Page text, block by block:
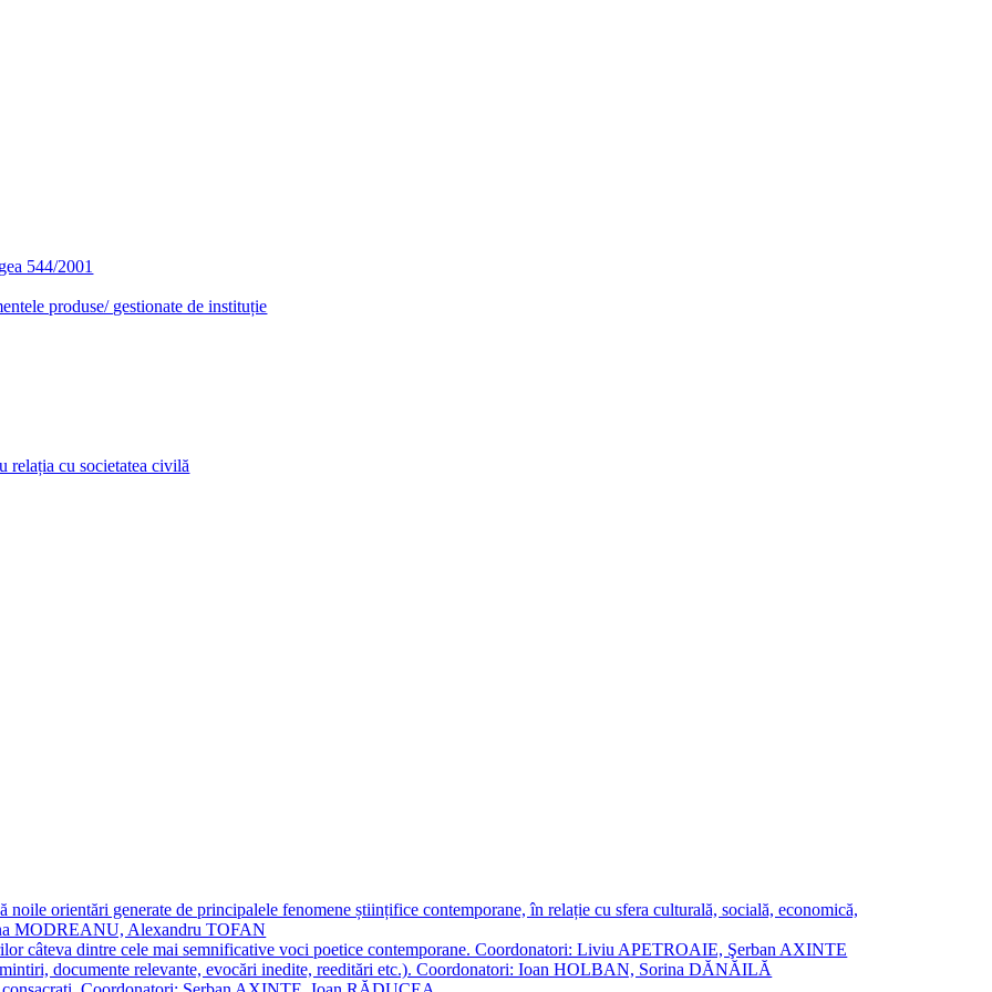
544/2001
produse/ gestionate de instituție
relația cu societatea civilă
noile orientări generate de principalele fenomene științifice contemporane, în relație cu sfera culturală, socială, economică,
MODREANU, Alexandru TOFAN
câteva dintre cele mai semnificative voci poetice contemporane. Coordonatori: Liviu APETROAIE, Şerban AXINTE
documente relevante, evocări inedite, reeditări etc.). Coordonatori: Ioan HOLBAN, Sorina DĂNĂILĂ